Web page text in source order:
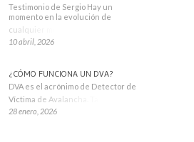
Testimonio de Sergio Hay un
momento en la evolución de
cualquier montañero
10 abril, 2026
¿CÓMO FUNCIONA UN DVA?
DVA es el acrónimo de Detector de
Víctima de Avalancha. También se
28 enero, 2026